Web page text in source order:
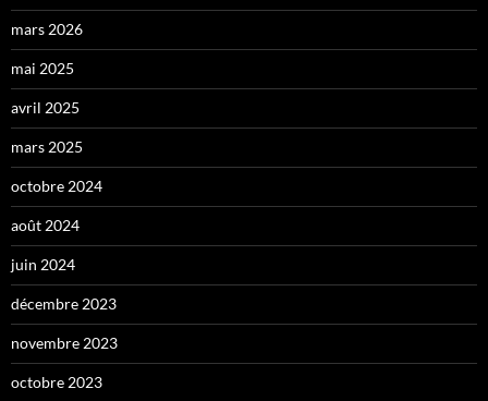
mars 2026
mai 2025
avril 2025
mars 2025
octobre 2024
août 2024
juin 2024
décembre 2023
novembre 2023
octobre 2023